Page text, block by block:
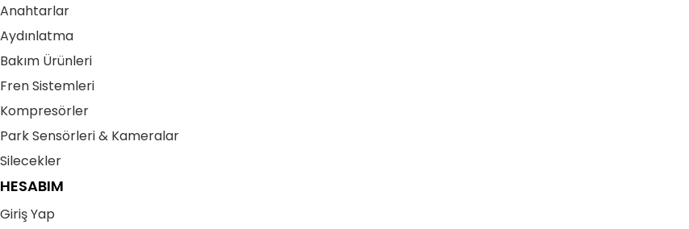
Anahtarlar
Aydınlatma
Bakım Ürünleri
Fren Sistemleri
Kompresörler
Park Sensörleri & Kameralar
Silecekler
HESABIM
Giriş Yap